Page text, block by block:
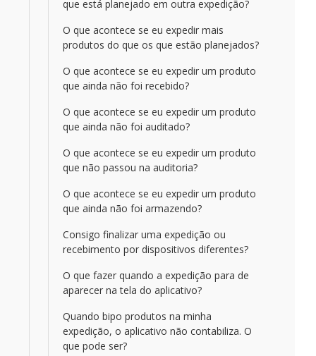
que está planejado em outra expedição?
O que acontece se eu expedir mais
produtos do que os que estão planejados?
O que acontece se eu expedir um produto
que ainda não foi recebido?
O que acontece se eu expedir um produto
que ainda não foi auditado?
O que acontece se eu expedir um produto
que não passou na auditoria?
O que acontece se eu expedir um produto
que ainda não foi armazendo?
Consigo finalizar uma expedição ou
recebimento por dispositivos diferentes?
O que fazer quando a expedição para de
aparecer na tela do aplicativo?
Quando bipo produtos na minha
expedição, o aplicativo não contabiliza. O
que pode ser?